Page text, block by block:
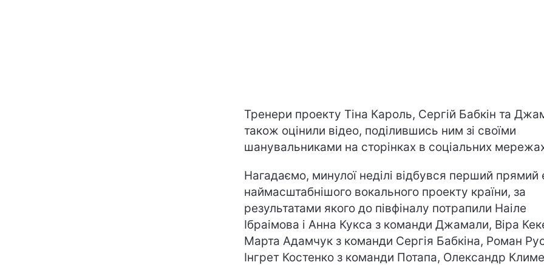
Тренери проекту Тіна Кароль, Сергій Бабкін та
також оцінили відео, поділившись ним зі своїми
шанувальниками на сторінках в соціальних
Нагадаємо, минулої неділі відбувся перший прямий
наймасштабнішого вокального проекту країни, за
результатами якого до півфіналу потрапили Наіле
Ібраімова і Анна Кукса з команди Джамали, Віра
Марта Адамчук з команди Сергія Бабкіна, Роман
Інгрет Костенко з команди Потапа, Олександр